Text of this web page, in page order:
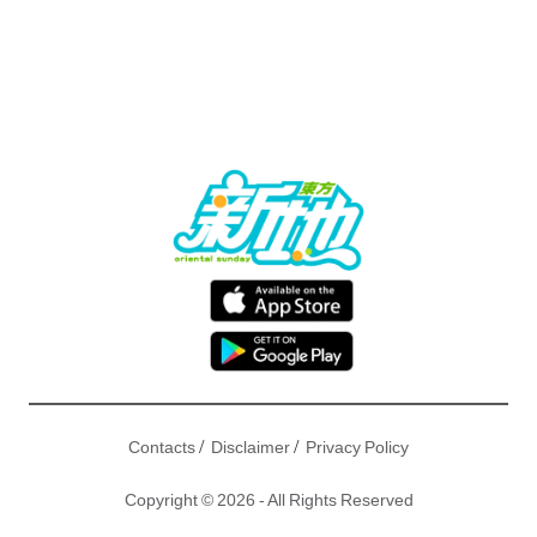
Contacts/ Disclaimer/ Privacy Policy
Copyright © 2026 - All Rights Reserved